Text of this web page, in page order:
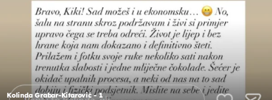
Kolinda Grabar-Kitarović - 1